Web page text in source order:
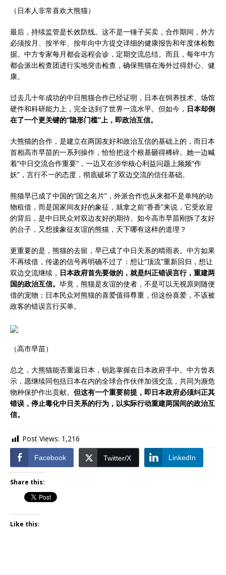
（日本人非常喜欢大熊猫）
最后，持续监管是长效防线。这不是一锤子买卖，合作期间，外方
必须按月、按半年、按年向中方提交详细的健康报告和年度体检数
据。中方专家每月都会远程会诊，定期交流总结。而且，每年中方
都会派出检查团进行实地突击检查，确保熊猫在海外过得舒心、健
康。
过去几十年成功的中日熊猫合作已经证明，日本在饲养技术、场馆
硬件和科研能力上，完全达到了世界一流水平。但如今， 日本却倒
在了一个更关键的“隐形门槛”上，即政治互信。
大熊猫的合作，是建立在两国友好和政治互信的基础上的，而日本
首相高市早苗的一系列操作，恰恰把这个根基砸得稀碎。她一边喊
着“中日交流合作重要”，一边又在涉华核心利益问题上频频“作
妖”，言行不一的态度，彻底破坏了双边交流的信任基础。
熊猫早已成了中国的“国之名片”，外派合作也从来都不是单纯的动
物租借，而是国家间友好的象征，就拿之前“香香”来说，它受欢迎
的背后，是中日民众对双边友好的期待。如今高市早苗刚拆了友好
的台子，又想接象征友谊的熊猫，天下哪有这样的道理？
更重要的是，熊猫的去留，早已成了中日关系的晴雨表。中方如果
不再续借，传递的信号再明确不过了：想让“顶流”重新回归，想让
双边交流继续， 日本政府首先要做的，就是纠正错误言行，重建两
国的政治互信。 毕竟，熊猫是友谊的使者，不是可以无视原则随便
借的宠物；日本民众对熊猫的喜爱值得尊重，但这份喜爱，不该被
政客的错误言行买单。
（高市早苗）
总之，大熊猫能否重返日本，钥匙掌握在日本政府手中。中方曾表
示，愿继续同包括日本在内的全球合作伙伴加强交流，共同为濒危
物种保护作出贡献。 但这有一个重要前提，即日本政府必须纠正其
错误，停止毒化中日关系的行为，以实际行动重建两国间的政治互
信。
Post Views: 1,216
Facebook Twitter/X LinkedIn
Share this:
Like this: